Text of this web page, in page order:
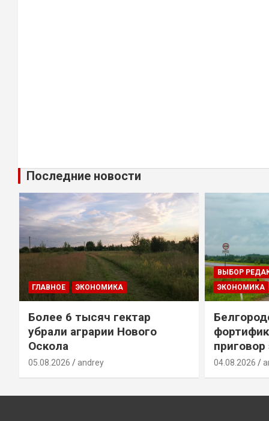
Последние новости
ГЛАВНОЕ ЭКОНОМИКА
Более 6 тысяч гектар
убрали аграрии Нового
Оскола
05.08.2026 andrey
ВЫБОР
ЭКОНОМИКА
04.08.2026